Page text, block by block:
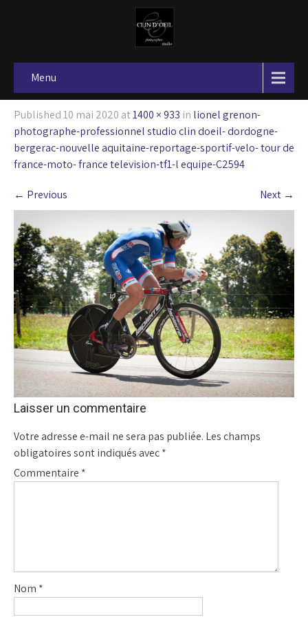
Menu
Published10 mai 2020 at1400 × 933 in lionel grenon-
photographe-professionnel studio clin doeil- dordogne-
bergerac-nouvelle aquitaine-reportage-sportif-velo- tour de
france-moto- france television-tf1-l equipe-C2594
← Previous Next →
Laisser un commentaire
Votre adresse e-mail ne sera pas publiée. Les champs
obligatoires sont indiqués avec*
Commentaire *
Nom *